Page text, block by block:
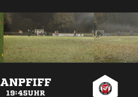
ANPFIFF
19:45UHR